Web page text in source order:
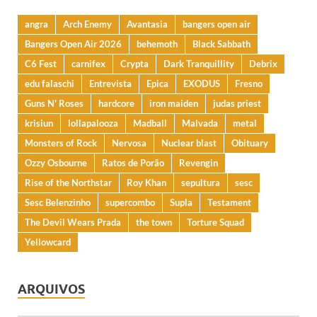
angra Arch Enemy Avantasia
bangers open air
Bangers Open Air 2026
behemoth
Black Sabbath
C6 Fest
carnifex Crypta Dark Tranquillity
Debrix
edu falaschi
Entrevista Epica EXODUS
Fresno
Guns N' Roses
hardcore iron maiden
judas priest
krisiun
lollapalooza Madball Malvada
metal
Monsters of Rock
Nervosa Nuclear blast
Obituary
Ozzy Osbourne
Ratos de Porão
Revengin
Rise of the Northstar
Roy Khan sepultura
sesc
Sesc Belenzinho
supercombo Supla
Testament
The Devil Wears Prada
the town
Torture Squad
Yellowcard
ARQUIVOS